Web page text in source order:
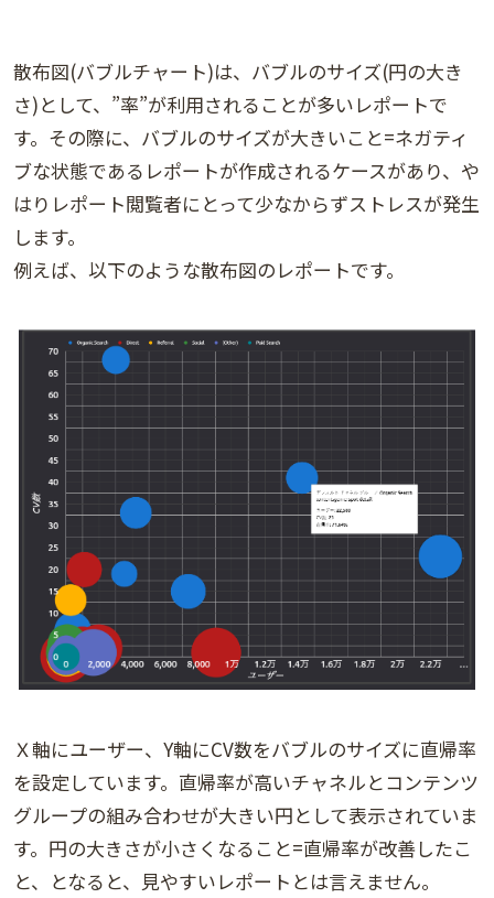
散布図(バブルチャート)は、バブルのサイズ(円の大き
さ)として、”率”が利用されることが多いレポートで
す。その際に、バブルのサイズが大きいこと=ネガティ
ブな状態であるレポートが作成されるケースがあり、や
はりレポート閲覧者にとって少なからずストレスが発生
します。
例えば、以下のような散布図のレポートです。
Ｘ軸にユーザー、Y軸にCV数をバブルのサイズに直帰率
を設定しています。直帰率が高いチャネルとコンテンツ
グループの組み合わせが大きい円として表示されていま
す。円の大きさが小さくなること=直帰率が改善したこ
と、となると、見やすいレポートとは言えません。